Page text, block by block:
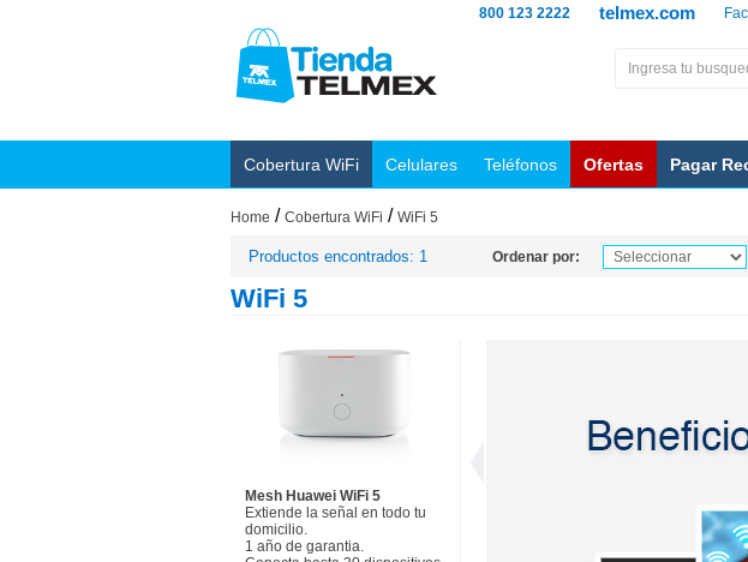
telmex.com
800 123 2222
Cobertura WiFi Celulares Teléfonos Ofertas Pagar
Home / Cobertura WiFi / WiFi 5
Productos encontrados: 1 Ordenar por:
WiFi 5
Mesh Huawei WiFi 5
Extiende la señal en todo tu
domicilio.
1 año de garantia.